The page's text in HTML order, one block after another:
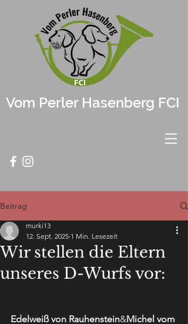
Vom Perler Hasenberg FCI
Beitrag
Wir stellen die Eltern
unseres D-Wurfs vor:
murki13
12. Sept. 2025 1 Min. Lesezeit
Edelweiß von Rauhenstein&Michel vom